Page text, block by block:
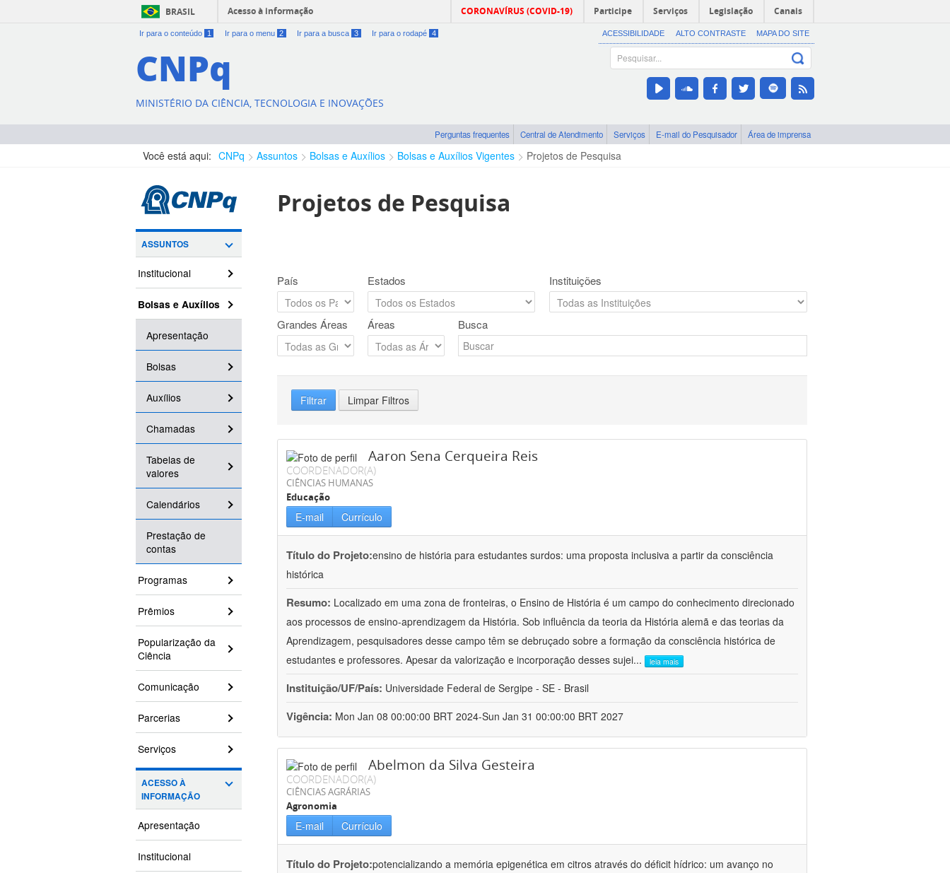
BRASIL Acesso à informação CORONAVÍRUS (COVID-19) Participe Serviços Legislação Canais
Ir para o conteúdo 1 Ir para o menu 2 Ir para a busca 3 Ir para o rodapé 4 ACESSIBILIDADE ALTO CONTRASTE MAPA DO SITE
CNPq
MINISTÉRIO DA CIÊNCIA, TECNOLOGIA E INOVAÇÕES
Perguntas frequentes Central de Atendimento Serviços E-mail do Pesquisador Área de imprensa
Você está aqui: CNPq Assuntos Bolsas e Auxílios Bolsas e Auxílios Vigentes Projetos de Pesquisa
ASSUNTOS
Institucional
Bolsas e Auxílios
Apresentação
Bolsas
Auxílios
Chamadas
Tabelas de
valores
Calendários
Prestação de
contas
Programas
Prêmios
Popularização da
Ciência
Comunicação
Parcerias
Serviços
ACESSO À
INFORMAÇÃO
Apresentação
Institucional
Projetos de Pesquisa
País Estados Instituições
Grandes Áreas Áreas Busca
Filtrar Limpar Filtros
Aaron Sena Cerqueira Reis
COORDENADOR(A)
CIÊNCIAS HUMANAS
Educação
E-mail Currículo
Título do Projeto:ensino de história para estudantes surdos: uma proposta inclusiva a partir da consciência
histórica
Resumo: Localizado em uma zona de fronteiras, o Ensino de História é um campo do conhecimento direcionado
aos processos de ensino-aprendizagem da História. Sob influência da teoria da História alemã e das teorias da
Aprendizagem, pesquisadores desse campo têm se debruçado sobre a formação da consciência histórica de
estudantes e professores. Apesar da valorização e incorporação desses sujei... leia mais
Instituição/UF/País: Universidade Federal de Sergipe - SE - Brasil
Vigência: Mon Jan 08 00:00:00 BRT 2024-Sun Jan 31 00:00:00 BRT 2027
Abelmon da Silva Gesteira
COORDENADOR(A)
CIÊNCIAS AGRÁRIAS
Agronomia
E-mail Currículo
Título do Projeto:potencializando a memória epigenética em citros através do déficit hídrico: um avanço no